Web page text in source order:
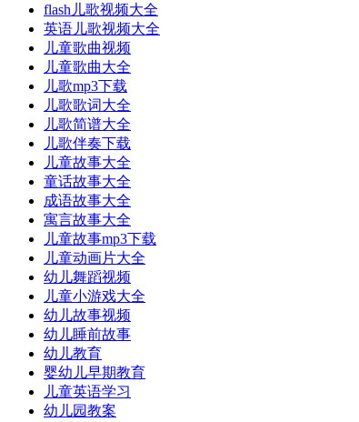
flash儿歌视频大全
英语儿歌视频大全
儿童歌曲视频
儿童歌曲大全
儿歌mp3下载
儿歌歌词大全
儿歌简谱大全
儿歌伴奏下载
儿童故事大全
童话故事大全
成语故事大全
寓言故事大全
儿童故事mp3下载
儿童动画片大全
幼儿舞蹈视频
儿童小游戏大全
幼儿故事视频
幼儿睡前故事
幼儿教育
婴幼儿早期教育
儿童英语学习
幼儿园教案